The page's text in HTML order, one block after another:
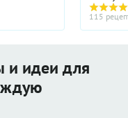
украшением на вашем столе. Постные ...
время
спелые
115
и идеи для